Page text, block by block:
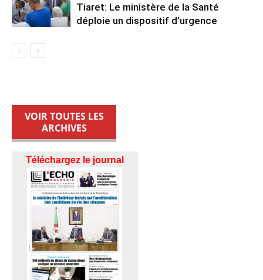
Tiaret: Le ministère de la Santé
déploie un dispositif d’urgence
VOIR TOUTES LES
ARCHIVES